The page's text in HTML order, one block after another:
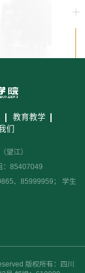
教育教学
们
望江）
：85407049
、85999959； 学生
版权所有：四川